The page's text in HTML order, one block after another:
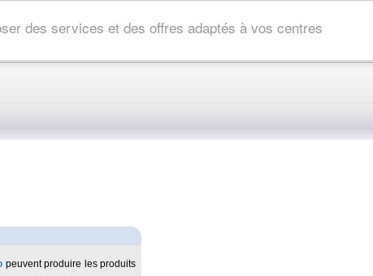
des services et des offres adaptés à vos centres
peuvent produire les produits